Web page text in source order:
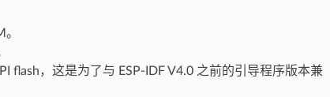
flash，这是为了与 ESP-IDF V4.0 之前的引导程序版本兼